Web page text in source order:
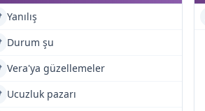
Yanılış
Durum şu
Vera'ya güzellemeler
Ucuzluk pazarı